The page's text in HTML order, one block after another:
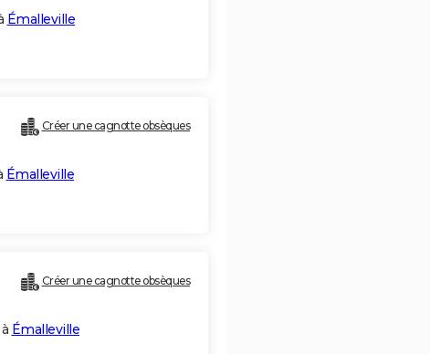
Émalleville
Créer une cagnotte obsèques
Émalleville
Créer une cagnotte obsèques
Émalleville